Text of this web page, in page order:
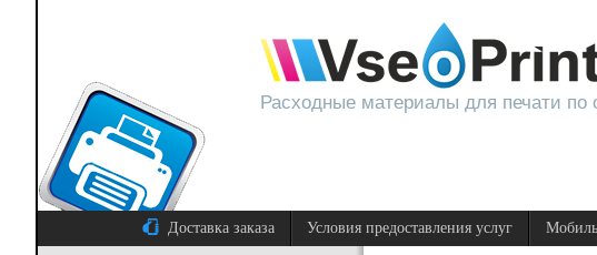
Расходные материалы для печати по
Доставка заказа Условия предоставления услуг